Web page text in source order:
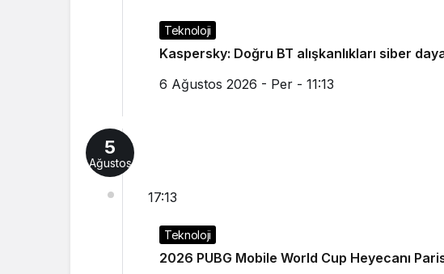
Teknoloji
Kaspersky: Doğru BT alışkanlıkları siber
6 Ağustos 2026 - Per - 11:13
5
Ağustos
17:13
Teknoloji
2026 PUBG Mobile World Cup Heyecanı